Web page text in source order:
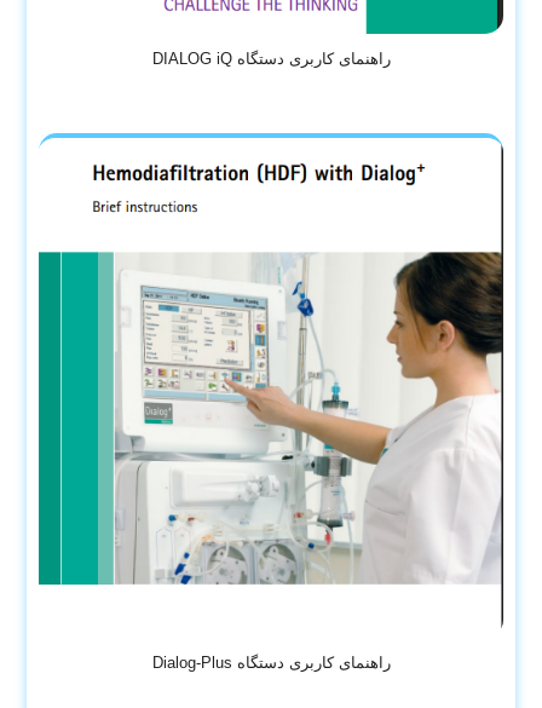
راهنمای کاربری دستگاه DIALOG iQ
راهنمای کاربری دستگاه Dialog-Plus